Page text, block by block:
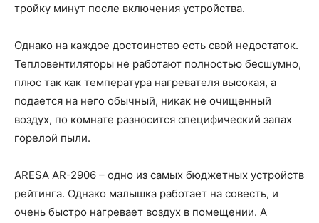
тройку минут после включения устройства.
Однако на каждое достоинство есть свой недостаток.
Тепловентиляторы не работают полностью бесшумно,
плюс так как температура нагревателя высокая, а
подается на него обычный, никак не очищенный
воздух, по комнате разносится специфический запах
горелой пыли.
ARESA AR-2906 – одно из самых бюджетных устройств
рейтинга. Однако малышка работает на совесть, и
очень быстро нагревает воздух в помещении. А